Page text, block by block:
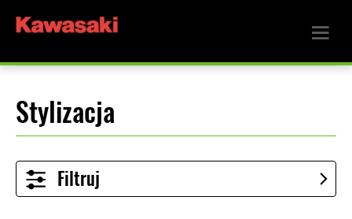
Stylizacja
Filtruj